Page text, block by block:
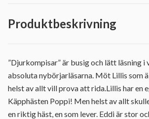
Produktbeskrivning
”Djurkompisar” är busig och lätt läsning i
absoluta nybörjarläsarna. Möt Lillis som
helst av allt vill prova att rida.Lillis har en
Käpphästen Poppi! Men helst av allt
en riktig häst, en som lever. Eddi är stor